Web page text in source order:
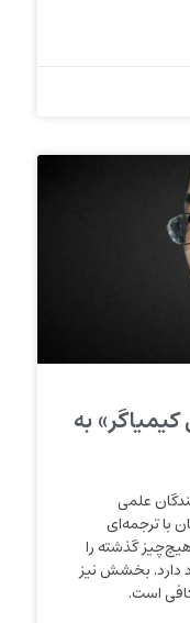
به
علمی
با ترجمه‌ای
گذشته را
دارد. بخشش نیز
است.